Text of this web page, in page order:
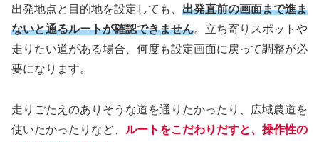
出発地点と目的地を設定しても、 出発直前の画面まで進ま
ないと通るルートが確認できません。立ち寄りスポットや
走りたい道がある場合、何度も設定画面に戻って調整が必
要になります。
走りごたえのありそうな道を通りたかったり、広域農道を
使いたかったりなど、 ルートをこだわりだすと、操作性の